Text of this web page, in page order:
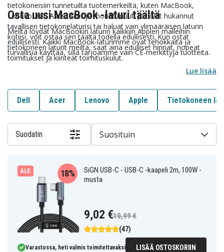
tietokoneisiin tunnetuilta tuotemerkeiltä, kuten MacBook,
Lenovo, HP, Asus, Acer ja monet muut. Jos olet hukannut
tavallisen tietokonelaturisi tai haluat vain ylimääräisen laturin
kotiisi, voit ostaa sen täältä todella edullisesti. Kun ostat
tietokoneen laturit meiltä, saat aina edulliset hinnat, nopeat
toimitukset ja kiinteät toimituskulut.
Osta uusi MacBook -laturi täältä
Meiltä löydät MacBookin laturin kaikkiin Applen malleihin
edullisesti. Kaikki MacBook-laturimme ovat tehokkaita ja
turvallisia käyttää, sillä tarjoamme vain CE-merkittyjä tuotteita.
Lue lisää
Dell Acer Lenovo Apple Tietokoneen
Suodatin Suosituin
ALE
SiGN USB-C - USB-C -kaapeli 2m, 100W -
musta
(47)
18%
9,02 €10,99 €
Varastossa, heti valmis toimitettavaksi LISÄÄ OSTOSKORIIN